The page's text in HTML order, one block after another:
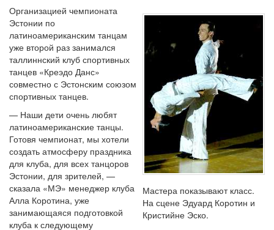
Мастера показывают класс.
На сцене Эдуард Коротин и
Кристийне Эско.
Организацией чемпионата
Эстонии по
латиноамериканским танцам
уже второй раз занимался
таллиннский клуб спортивных
танцев «Креэдо Данс»
совместно с Эстонским союзом
спортивных танцев.
— Наши дети очень любят
латиноамериканские танцы.
Готовя чемпионат, мы хотели
создать атмосферу праздника
для клуба, для всех танцоров
Эстонии, для зрителей, —
сказала «МЭ» менеджер клуба
Алла Коротина, уже
занимающаяся подготовкой
клуба к следующему